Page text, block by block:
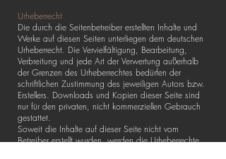
Urheberrecht
Die durch die Seitenbetreiber erstellten Inhalte und
Werke auf diesen Seiten unterliegen dem deutschen
Urheberrecht. Die Vervielfältigung, Bearbeitung,
Verbreitung und jede Art der Verwertung außerhalb
der Grenzen des Urheberrechtes bedürfen der
schriftlichen Zustimmung des jeweiligen Autors bzw.
Erstellers. Downloads und Kopien dieser Seite sind
nur für den privaten, nicht kommerziellen Gebrauch
gestattet.
Soweit die Inhalte auf dieser Seite nicht vom
Betreiber erstellt wurden, werden die Urheberrechte